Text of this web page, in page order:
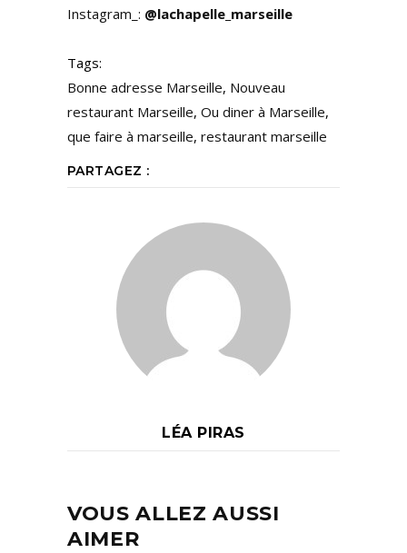
Instagram_: @lachapelle_marseille
Tags:
Bonne adresse Marseille, Nouveau
restaurant Marseille, Ou diner à Marseille,
que faire à marseille, restaurant marseille
PARTAGEZ :
LÉA PIRAS
VOUS ALLEZ AUSSI
AIMER